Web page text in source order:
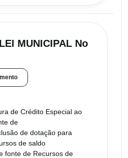
MUNICIPAL No
de Crédito Especial ao
de
de dotação para
de saldo
fonte de Recursos de